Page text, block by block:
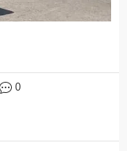
0